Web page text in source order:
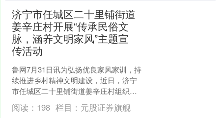
济宁市任城区二十里铺街道
姜辛庄村开展“传承民俗文
脉，涵养文明家风”主题宣
传活动
鲁网7月31日讯为弘扬优良家风家训，持
续推进乡村精神文明建设，近日，济宁
市任城区二十里铺街道姜辛庄村组织开
展“传承民俗文脉，涵养文明家风”主题宣
讲活动。 宣讲人....
阅读： 198 栏目： 元股证券旗舰